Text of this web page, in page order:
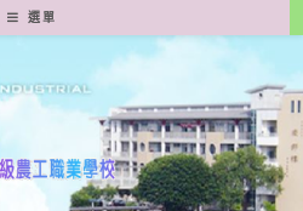
選單